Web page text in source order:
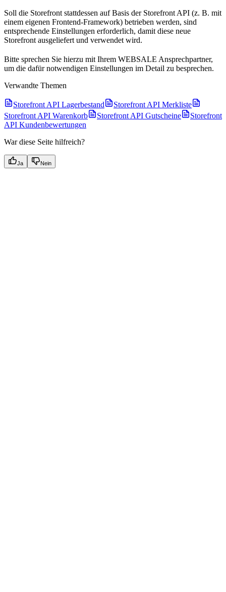
Soll die Storefront stattdessen auf Basis der Storefront API (z. B. mit
einem eigenen Frontend-Framework) betrieben werden, sind
entsprechende Einstellungen erforderlich, damit diese neue
Storefront ausgeliefert und verwendet wird.
Bitte sprechen Sie hierzu mit Ihrem WEBSALE Ansprechpartner,
um die dafür notwendigen Einstellungen im Detail zu besprechen.
Verwandte Themen
Storefront API Lagerbestand
Storefront API Merkliste
Storefront API Warenkorb
Storefront API Gutscheine
Storefront
API Kundenbewertungen
War diese Seite hilfreich?
Ja Nein